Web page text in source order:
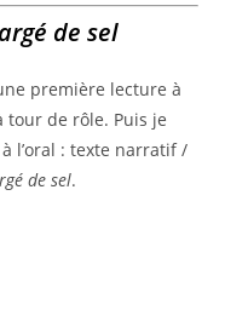
de sel
première lecture à
tour de rôle. Puis je
l’oral : texte narratif /
de sel.